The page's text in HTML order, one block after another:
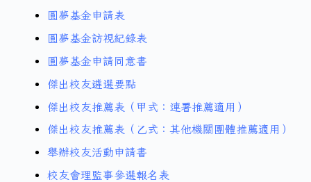
圓夢基金申請表
圓夢基金訪視紀錄表
圓夢基金申請同意書
傑出校友遴選要點
傑出校友推薦表（甲式：連署推薦適用）
傑出校友推薦表（乙式：其他機關團體推薦適用）
舉辦校友活動申請書
校友會理監事參選報名表